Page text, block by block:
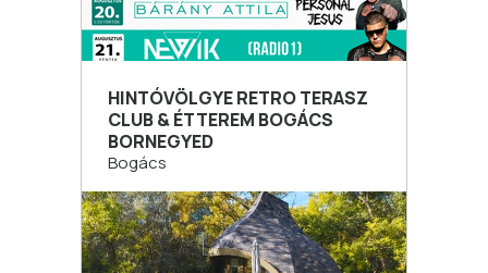
HINTÓVÖLGYE RETRO TERASZ
CLUB & ÉTTEREM BOGÁCS
BORNEGYED
Bogács